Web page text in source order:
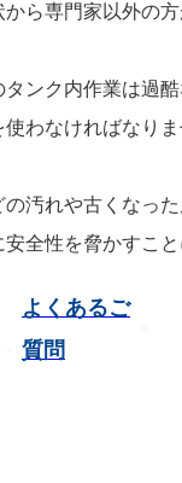
よくあるご
質問
ら専門家以外の
ンク内作業は過
わなければなり
汚れや古くなっ
全性を脅かすこ